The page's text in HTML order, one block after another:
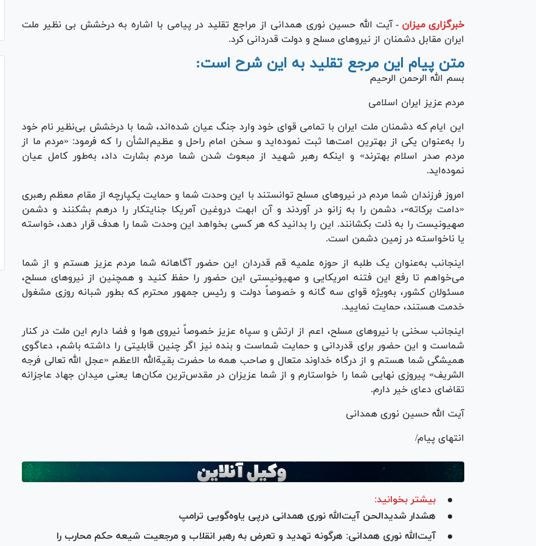
خبرگزاری میزان - آیت الله حسین نوری همدانی از مراجع تقلید در پیامی با اشاره به درخشش بی نظیر ملت
ایران مقابل دشمنان از نیرو‌های مسلح و دولت قدردانی کرد.
متن پیام این مرجع تقلید به این شرح است:
بسم الله الرحمن الرحیم
مردم عزیز ایران اسلامی
این ایام که دشمنان ملت ایران با تمامی قوای خود وارد جنگ عیان شده‌اند، شما با درخشش بی‌نظیر نام خود
را به‌عنوان یکی از بهترین امت‌ها ثبت نموده‌اید و سخن امام راحل و عظیم‌الشأن را که فرمود: «مردم ما از
مردم صدر اسلام بهترند» و اینکه رهبر شهید از مبعوث شدن شما مردم بشارت داد، به‌طور کامل عیان
نموده‌اید.
امروز فرزندان شما مردم در نیرو‌های مسلح توانستند با این وحدت شما و حمایت یکپارچه از مقام معظم رهبری
«دامت برکاته»، دشمن را به زانو در آوردند و آن ابهت دروغین آمریکا جنایتکار را درهم بشکنند و دشمن
صهیونیست را به ذلت بکشانند. این را بدانید که هر کسی بخواهد این وحدت شما را هدف قرار دهد، خواسته
یا ناخواسته در زمین دشمن است.
اینجانب به‌عنوان یک طلبه از حوزه علمیه قم قدردان این حضور آگاهانه شما مردم عزیز هستم و از شما
می‌خواهم تا رفع این فتنه امریکایی و صهیونیستی این حضور را حفظ کنید و همچنین از نیرو‌های مسلح،
مسئولان کشور، به‌ویژه قوای سه گانه و خصوصاً دولت و رئیس جمهور محترم که بطور شبانه روزی مشغول
خدمت هستند، حمایت نمایید.
اینجانب سخنی با نیرو‌های مسلح، اعم از ارتش و سپاه عزیز خصوصاً نیروی هوا و فضا دارم این ملت در کنار
شماست و این حضور برای قدردانی و حمایت شماست و بنده نیز اگر چنین قابلیتی را داشته باشم، دعاگوی
همیشگی شما هستم و از درگاه خداوند متعال و صاحب همه ما حضرت بقیةالله الاعظم «عجل الله تعالی فرجه
الشریف» پیروزی نهایی شما را خواستارم و از شما عزیزان در مقدس‌ترین مکان‌ها یعنی میدان جهاد عاجزانه
تقاضای دعای خیر دارم.
آیت الله حسین نوری همدانی
انتهای پیام/
بیشتر بخوانید:
هشدار شدیدالحن آیت‌الله نوری همدانی درپی یاوه‌گویی ترامپ
آیت‌الله نوری همدانی: هرگونه تهدید و تعرض به رهبر انقلاب و مرجعیت شیعه حکم محارب را